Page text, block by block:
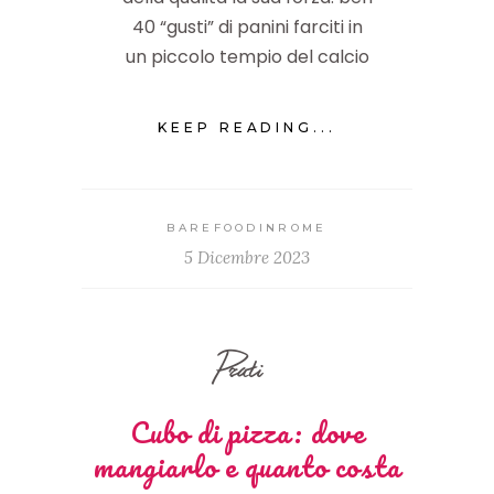
40 “gusti” di panini farciti in
un piccolo tempio del calcio
KEEP READING...
BAREFOODINROME
5 Dicembre 2023
Prati
Cubo di pizza: dove
mangiarlo e quanto costa